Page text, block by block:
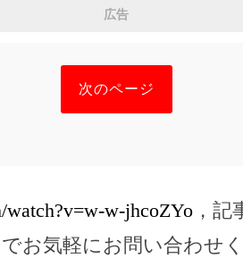
広告
次のページ
w-jhcoZYo ，
お気軽にお問い合わせく